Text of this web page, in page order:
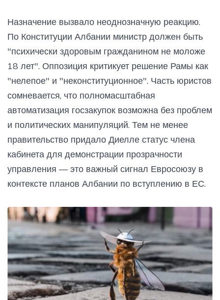
Назначение вызвало неоднозначную реакцию.
По Конституции Албании министр должен быть
"психически здоровым гражданином не моложе
18 лет". Оппозиция критикует решение Рамы как
"нелепое" и "неконституционное". Часть юристов
сомневается, что полномасштабная
автоматизация госзакупок возможна без проблем
и политических манипуляций. Тем не менее
правительство придало Диелле статус члена
кабинета для демонстрации прозрачности
управления — это важный сигнал Евросоюзу в
контексте планов Албании по вступлению в ЕС.